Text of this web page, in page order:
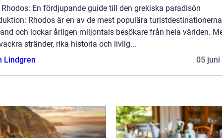
Rhodos: En fördjupande guide till den grekiska paradisön
Rhodos är en av de mest populära
och lockar årligen miljontals besökare från hela världen.
stränder, rika historia och livlig...
Lindgren
05 juni